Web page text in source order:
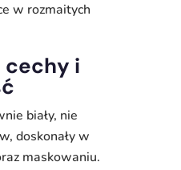
w rozmaitych
cechy i
biały, nie
doskonały w
maskowaniu.